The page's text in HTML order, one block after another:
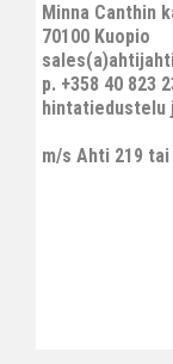
Minna Canthin
70100 Kuopio
p. +358 40 823
hintatiedustelu
m/s Ahti 219